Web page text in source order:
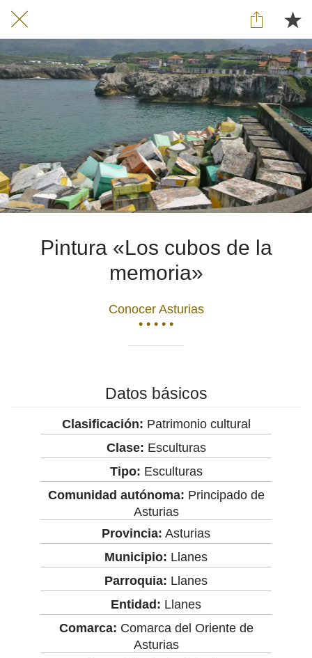
Pintura «Los cubos de la
memoria»
Conocer Asturias
• • • • •
Datos básicos
Clasificación: Patrimonio cultural
Clase: Esculturas
Tipo: Esculturas
Comunidad autónoma: Principado de
Asturias
Provincia: Asturias
Municipio: Llanes
Parroquia: Llanes
Entidad: Llanes
Comarca: Comarca del Oriente de
Asturias